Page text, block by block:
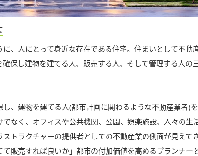
、人にとって身近な存在である住宅。住まいとして不動
確保し建物を建てる人、販売する人、そして管理する人の
し、建物を建てる人(都市計画に関わるような不動産業者)
でなく、オフィスや公共機関、公園、娯楽施設、人々の生
ストラクチャーの提供者としての不動産業の側面が見えて
て販売すれば良いか」都市の付加価値を高めるプランナー